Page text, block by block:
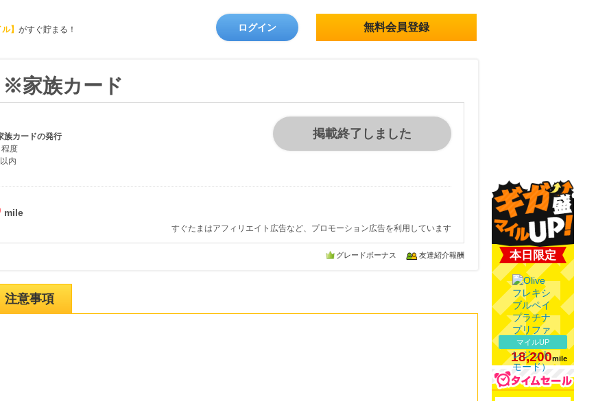
】 がすぐ貯まる！ ログイン 無料会員登録
家族カード
族カードの発行
度
内
掲載終了しました
すぐたまはアフィリエイト広告など、プロモーション広告を利用しています
グレードボーナス 友達紹介報酬
注意事項
本日限定
マイルUP
18,200mile